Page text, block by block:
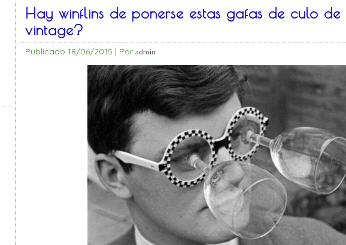
Hay winflins de ponerse estas gafas de culo
vintage?
Publicado 18/06/2015 | Por admin